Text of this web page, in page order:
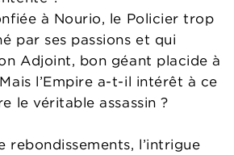
à Nourio, le Policier trop
par ses passions et qui
Adjoint, bon géant placide à
l’Empire a-t-il intérêt à ce
le véritable assassin ?
rebondissements, l’intrigue